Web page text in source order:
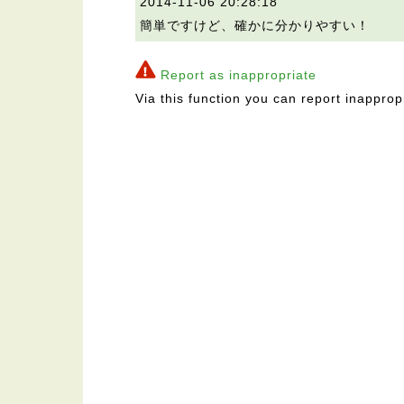
簡単ですけど、確かに分かりやすい！
Report as inappropriate
Via this function you can report